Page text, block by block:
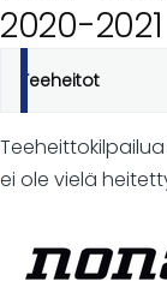
2020-
Ensisijaiset
välilehdet
Teeheitot
ei ole vielä